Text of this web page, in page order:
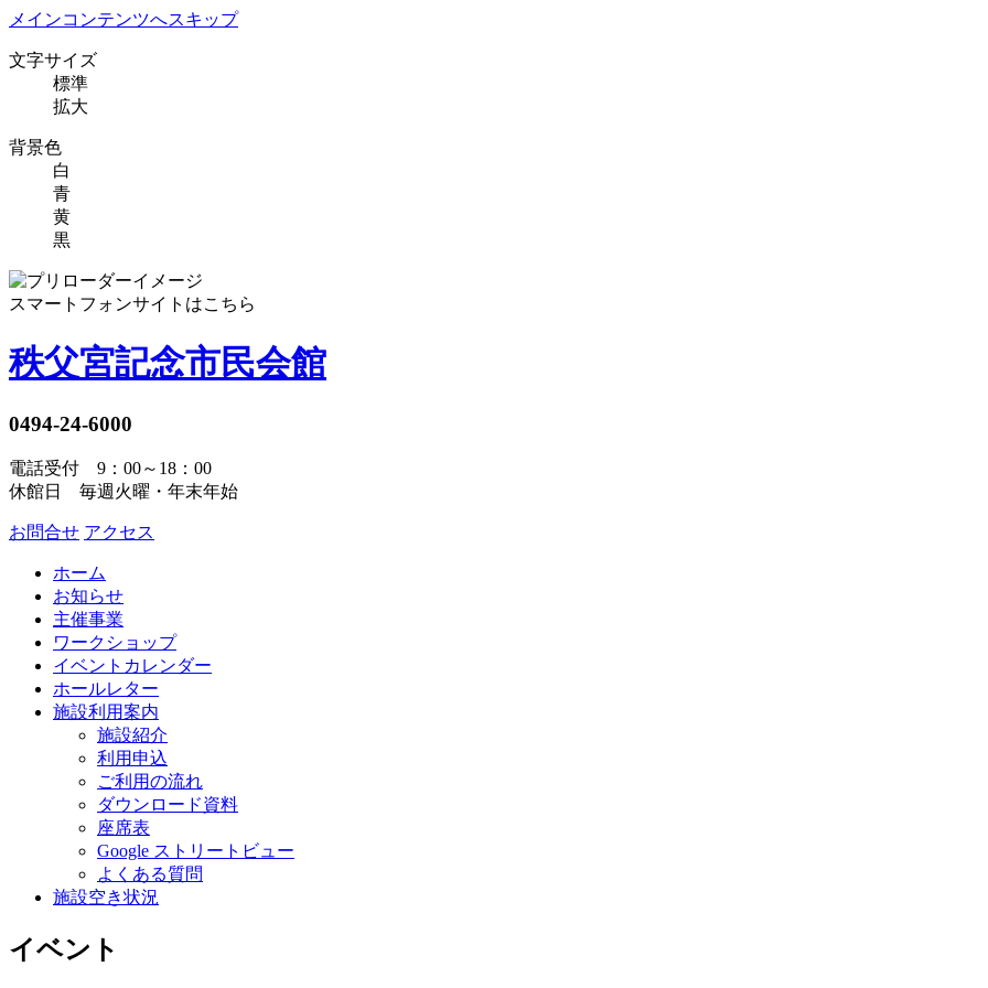
メインコンテンツへスキップ
文字サイズ
標準
拡大
背景色
白
青
黄
黒
スマートフォンサイトはこちら
秩父宮記念市民会館
0494-24-6000
電話受付 9：00～18：00
休館日 毎週火曜・年末年始
お問合せ アクセス
ホーム
お知らせ
主催事業
ワークショップ
イベントカレンダー
ホールレター
施設利用案内
施設紹介
利用申込
ご利用の流れ
ダウンロード資料
座席表
Google ストリートビュー
よくある質問
施設空き状況
イベント